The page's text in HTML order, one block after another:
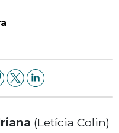
(Letícia Colin)